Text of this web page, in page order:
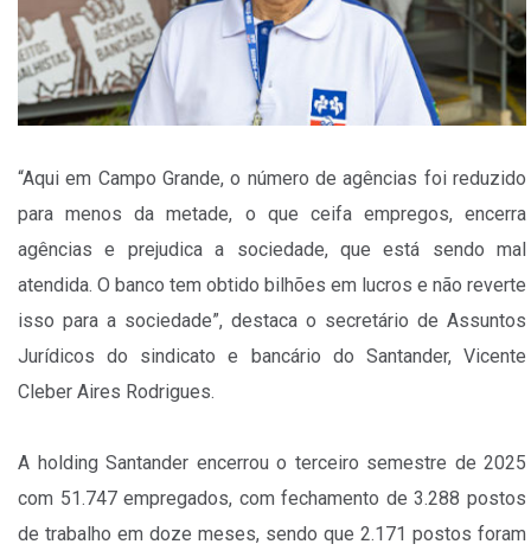
“Aqui em Campo Grande, o número de agências foi reduzido
para menos da metade, o que ceifa empregos, encerra
agências e prejudica a sociedade, que está sendo mal
atendida. O banco tem obtido bilhões em lucros e não reverte
isso para a sociedade”, destaca o secretário de Assuntos
Jurídicos do sindicato e bancário do Santander, Vicente
Cleber Aires Rodrigues.
A holding Santander encerrou o terceiro semestre de 2025
com 51.747 empregados, com fechamento de 3.288 postos
de trabalho em doze meses, sendo que 2.171 postos foram